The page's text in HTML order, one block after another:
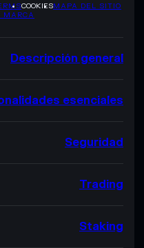
COOKIESMAPA DEL SITIO
MARCA
Descripción general
esenciales
Seguridad
Trading
Staking